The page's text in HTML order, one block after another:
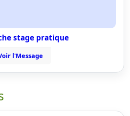
stage pratique
l'Message